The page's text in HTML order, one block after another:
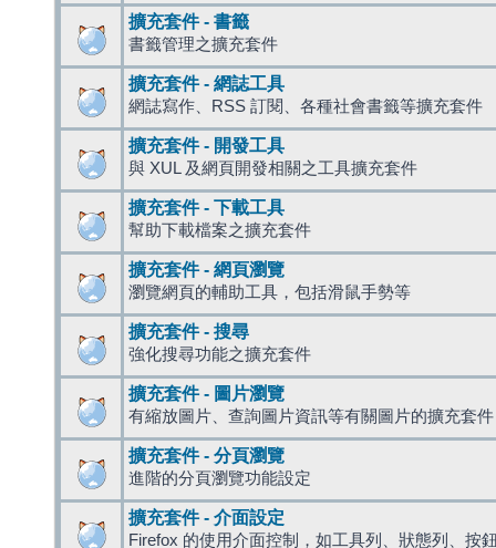
擴充套件 - 書籤
書籤管理之擴充套件
擴充套件 - 網誌工具
網誌寫作、RSS 訂閱、各種社會書籤等擴充套件
擴充套件 - 開發工具
與 XUL 及網頁開發相關之工具擴充套件
擴充套件 - 下載工具
幫助下載檔案之擴充套件
擴充套件 - 網頁瀏覽
瀏覽網頁的輔助工具，包括滑鼠手勢等
擴充套件 - 搜尋
強化搜尋功能之擴充套件
擴充套件 - 圖片瀏覽
有縮放圖片、查詢圖片資訊等有關圖片的擴充套件
擴充套件 - 分頁瀏覽
進階的分頁瀏覽功能設定
擴充套件 - 介面設定
Firefox 的使用介面控制，如工具列、狀態列、按